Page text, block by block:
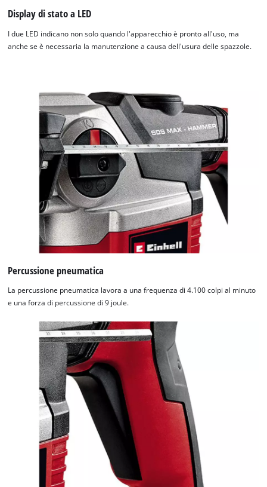
Abbiamo bisogno del vostro consenso
per caricare il servizio Google Maps !
This content is not permitted to load due
to trackers that are not disclosed to the
visitor. The website owner needs to setup
the site with their CMP to add this content
to the list of technologies used.
Powered by
Usercentrics Consent
Management Platform
Display di stato a LED
I due LED indicano non solo quando l'apparecchio è pronto all'uso, ma
anche se è necessaria la manutenzione a causa dell'usura delle spazzole.
Percussione pneumatica
La percussione pneumatica lavora a una frequenza di 4.100 colpi al minuto
e una forza di percussione di 9 joule.